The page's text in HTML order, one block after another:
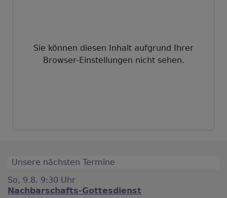
Sie können diesen Inhalt aufgrund Ihrer
Browser-Einstellungen nicht sehen.
Unsere nächsten Termine
So, 9.8. 9:30 Uhr
Nachbarschafts-Gottesdienst